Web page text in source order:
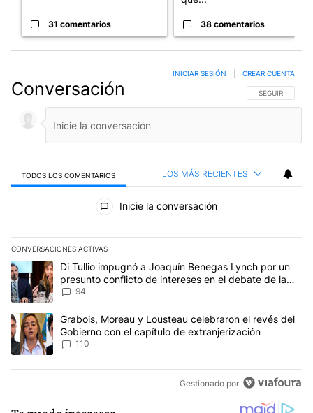
31 comentarios 38 comentarios
Conversación SIGA ESTA
SEGUIR
INICIAR SESIÓN CREAR CUENTA
TODOS LOS COMENTARIOS LOS MÁS RECIENTES
Todos los comentarios
Inicie la conversación
CONVERSACIONES ACTIVAS
Este listado muestra los artículos con más comentarios en los
Un artículo de tendencia con el título "Di Tullio impugnó a
Di Tullio impugnó a Joaquín Benegas Lynch por un
presunto conflicto de intereses en el debate de la
Ley de Tierras
94
Un artículo de tendencia con el título "Grabois, Moreau y
Grabois, Moreau y Lousteau celebraron el revés del
Gobierno con el capítulo de extranjerización
110
Gestionado por